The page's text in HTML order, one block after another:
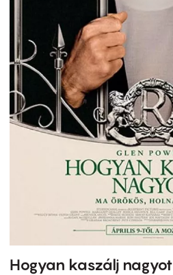
Hogyan kaszálj nagyot